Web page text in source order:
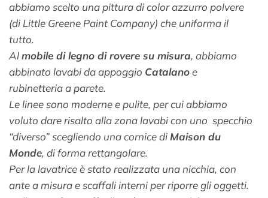
abbiamo scelto una pittura di color azzurro polvere
(di Little Greene Paint Company) che uniforma il
tutto.
Almobile di legno di rovere su misura, abbiamo
abbinato lavabi da appoggio Catalanoe
rubinetteria a parete.
Le linee sono moderne e pulite, per cui abbiamo
voluto dare risalto alla zona lavabi con uno specchio
“diverso” scegliendo una cornice diMaison du
Monde, di forma rettangolare.
Per la lavatrice è stato realizzata una nicchia, con
ante a misura e scaffali interni per riporre gli oggetti.